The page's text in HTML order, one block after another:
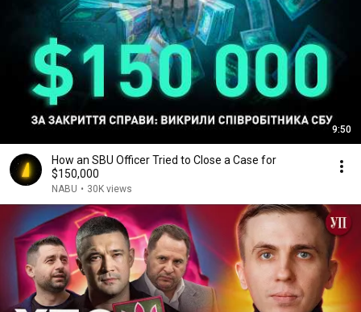
9:50
How an SBU Officer Tried to Close a Case for
$150,000
NABU • 30K views